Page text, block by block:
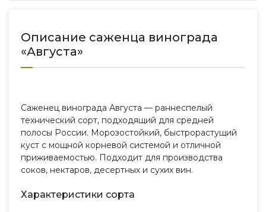
Описание саженца винограда
«Августа»
Саженец винограда Августа — раннеспелый
технический сорт, подходящий для средней
полосы России. Морозостойкий, быстрорастущий
куст с мощной корневой системой и отличной
приживаемостью. Подходит для производства
соков, нектаров, десертных и сухих вин.
Характеристики сорта